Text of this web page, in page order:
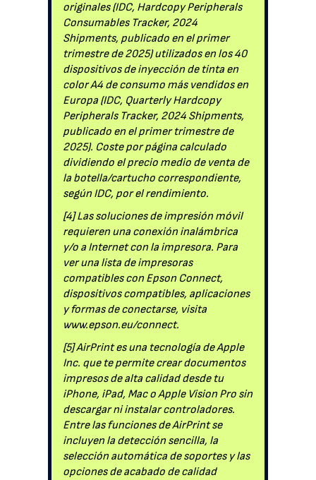
originales (IDC, Hardcopy Peripherals
Consumables Tracker, 2024
Shipments, publicado en el primer
trimestre de 2025) utilizados en los 40
dispositivos de inyección de tinta en
color A4 de consumo más vendidos en
Europa (IDC, Quarterly Hardcopy
Peripherals Tracker, 2024 Shipments,
publicado en el primer trimestre de
2025). Coste por página calculado
dividiendo el precio medio de venta de
la botella/cartucho correspondiente,
según IDC, por el rendimiento.
[4] Las soluciones de impresión móvil
requieren una conexión inalámbrica
y/o a Internet con la impresora. Para
ver una lista de impresoras
compatibles con Epson Connect,
dispositivos compatibles, aplicaciones
y formas de conectarse, visita
www.epson.eu/connect.
[5] AirPrint es una tecnología de Apple
Inc. que te permite crear documentos
impresos de alta calidad desde tu
iPhone, iPad, Mac o Apple Vision Pro sin
descargar ni instalar controladores.
Entre las funciones de AirPrint se
incluyen la detección sencilla, la
selección automática de soportes y las
opciones de acabado de calidad